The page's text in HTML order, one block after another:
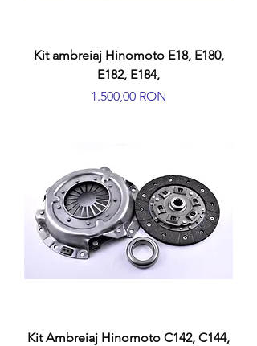
Kit ambreiaj Hinomoto E18, E180,
E182, E184,
Preț
1.500,00 RON
Kit Ambreiaj Hinomoto C142, C144,